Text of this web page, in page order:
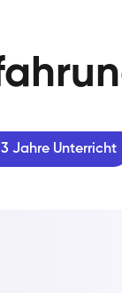
Jahre Unterricht